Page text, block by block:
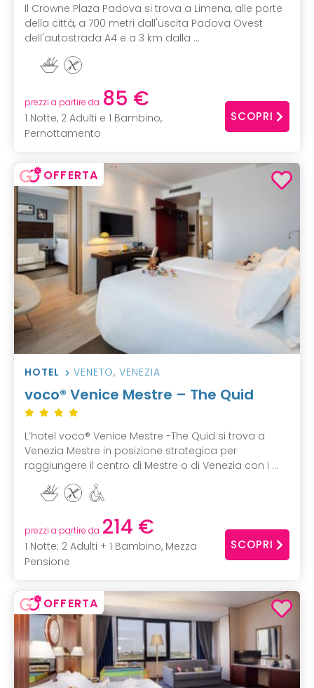
Il Crowne Plaza Padova si trova a Limena, alle porte
della città, a 700 metri dall'uscita Padova Ovest
dell'autostrada A4 e a 3 km dalla ...
prezzi a partire da 85 €
1 Notte, 2 Adulti e 1 Bambino,
Pernottamento
SCOPRI
OFFERTA
HOTEL VENETO, VENEZIA
voco® Venice Mestre – The Quid
L’hotel voco® Venice Mestre -The Quid si trova a
Venezia Mestre in posizione strategica per
raggiungere il centro di Mestre o di Venezia con i ...
prezzi a partire da 214 €
1 Notte; 2 Adulti + 1 Bambino, Mezza
Pensione
SCOPRI
OFFERTA